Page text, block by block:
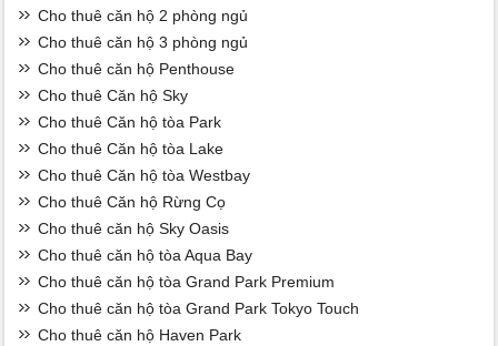
Cho thuê căn hộ 2 phòng ngủ
Cho thuê căn hộ 3 phòng ngủ
Cho thuê căn hộ Penthouse
Cho thuê Căn hộ Sky
Cho thuê Căn hộ tòa Park
Cho thuê Căn hộ tòa Lake
Cho thuê Căn hộ tòa Westbay
Cho thuê Căn hộ Rừng Cọ
Cho thuê căn hộ Sky Oasis
Cho thuê căn hộ tòa Aqua Bay
Cho thuê căn hộ tòa Grand Park Premium
Cho thuê căn hộ tòa Grand Park Tokyo Touch
Cho thuê căn hộ Haven Park